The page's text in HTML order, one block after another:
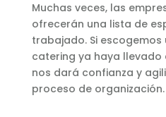
Muchas veces, las
ofrecerán una lista de
trabajado. Si
catering ya haya llevado
nos dará confianza y
proceso de organización.